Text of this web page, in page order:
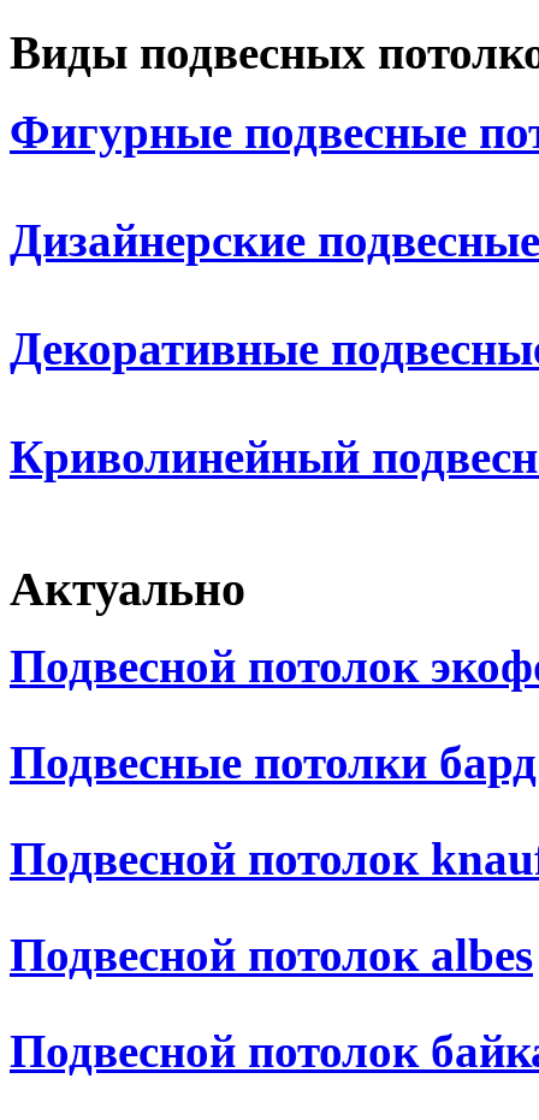
Виды подвесных
Фигурные подвесные
Дизайнерские
Декоративные
Криволинейный
Актуально
Подвесной потолок
Подвесные потолки бард
Подвесной потолок
Подвесной потолок albes
Подвесной потолок